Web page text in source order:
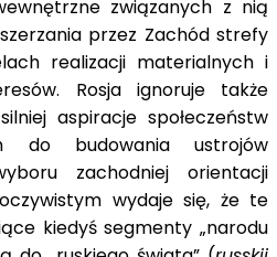
związanych z nią
przez Zachód strefy
realizacji materialnych i
Rosja ignoruje także
aspiracje społeczeństw
do budowania ustrojów
zachodniej orientacji
wydaje się, że te
kiedyś segmenty „narodu